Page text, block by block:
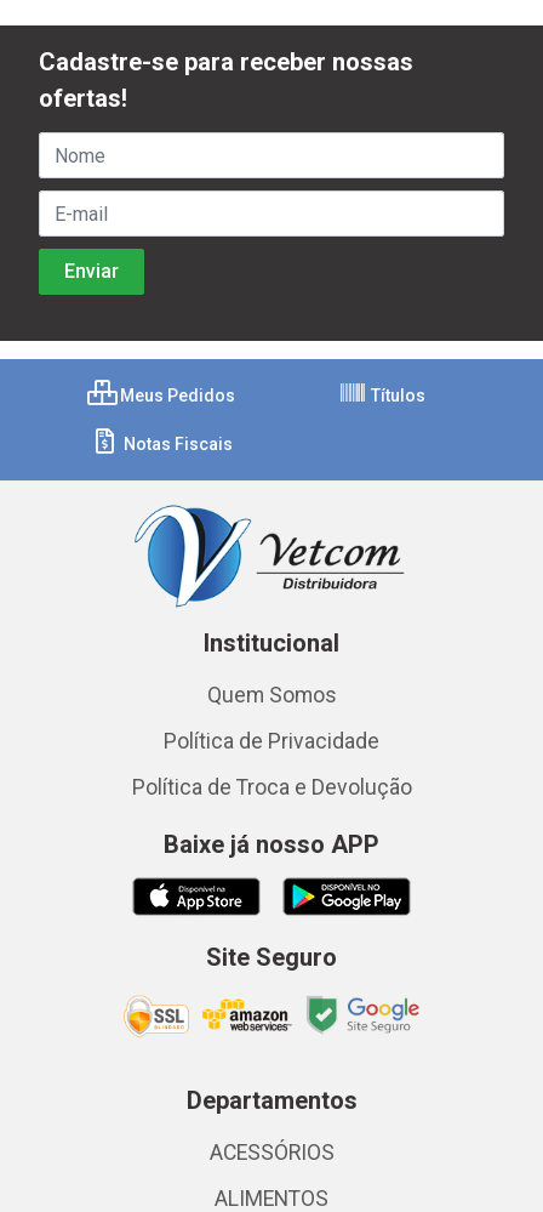
Cadastre-se para receber nossas
ofertas!
Meus Pedidos Títulos
Notas Fiscais
Institucional
Quem Somos
Política de Privacidade
Política de Troca e Devolução
Baixe já nosso APP
Site Seguro
Departamentos
ACESSÓRIOS
ALIMENTOS